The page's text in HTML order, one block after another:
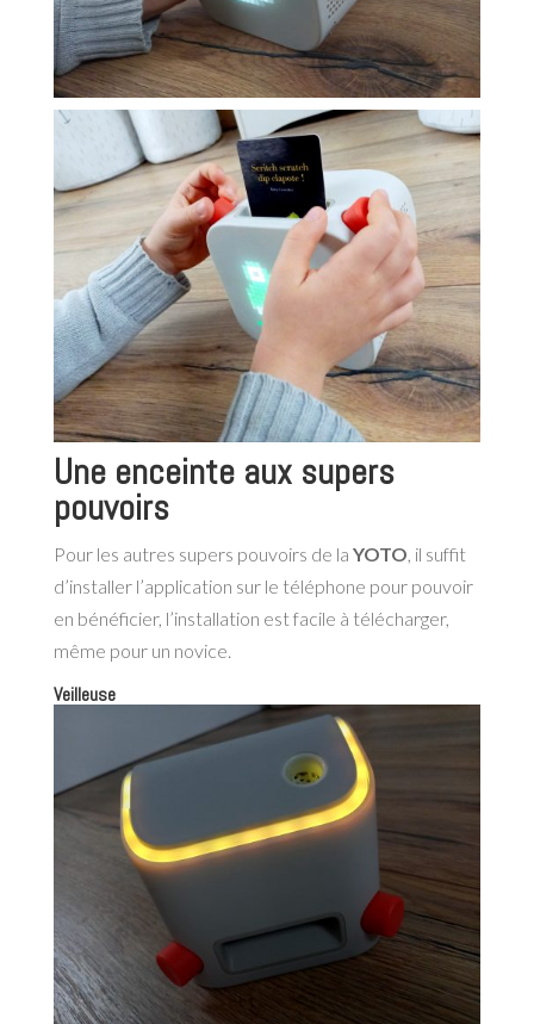
Une enceinte aux supers
pouvoirs
Pour les autres supers pouvoirs de la YOTO, il suffit
d’installer l’application sur le téléphone pour pouvoir
en bénéficier, l’installation est facile à télécharger,
même pour un novice.
Veilleuse